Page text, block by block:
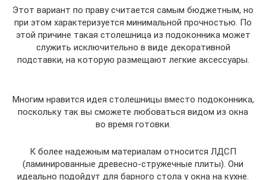
Этот вариант по праву считается самым бюджетным, но
при этом характеризуется минимальной прочностью. По
этой причине такая столешница из подоконника может
служить исключительно в виде декоративной
подставки, на которую размещают легкие аксессуары.
Многим нравится идея столешницы вместо подоконника,
поскольку так вы сможете любоваться видом из окна
во время готовки.
К более надежным материалам относится ЛДСП
(ламинированные древесно-стружечные плиты). Они
идеально подойдут для барного стола у окна на кухне.